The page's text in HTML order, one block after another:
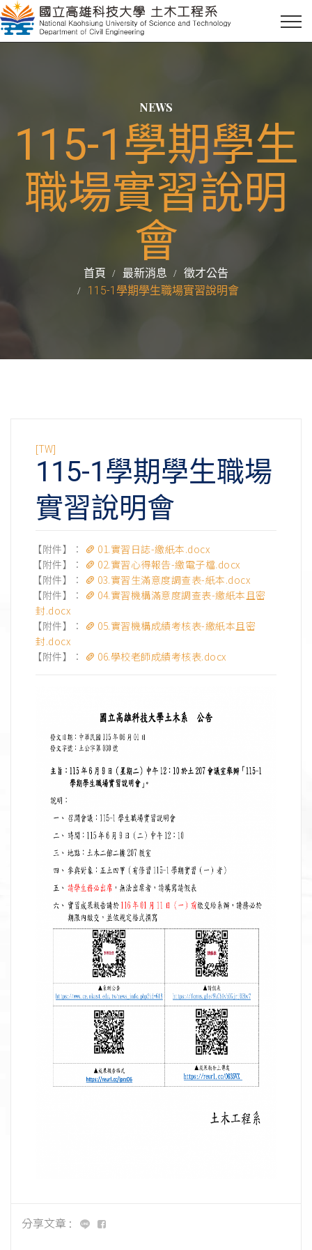
NEWS
115-1學期學生
職場實習說明
會
首頁 最新消息
徵才公告
115-1學期學生職場實習說明會
[TW]
115-1學期學生職場
實習說明會
【附件】：
01.實習日誌-繳紙本.docx
【附件】：
02.實習心得報告-繳電子檔.docx
【附件】：
03.實習生滿意度調查表-紙本.docx
【附件】：
04.實習機構滿意度調查表-繳紙本且密
封.docx
【附件】：
05.實習機構成績考核表-繳紙本且密
封.docx
【附件】：
06.學校老師成績考核表.docx
分享文章 :